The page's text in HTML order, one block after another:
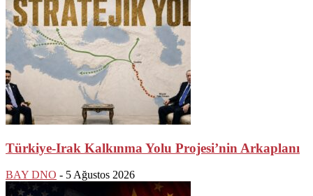
Türkiye-Irak Kalkınma Yolu Projesi’nin Arkaplanı
BAY DNO - 5 Ağustos 2026